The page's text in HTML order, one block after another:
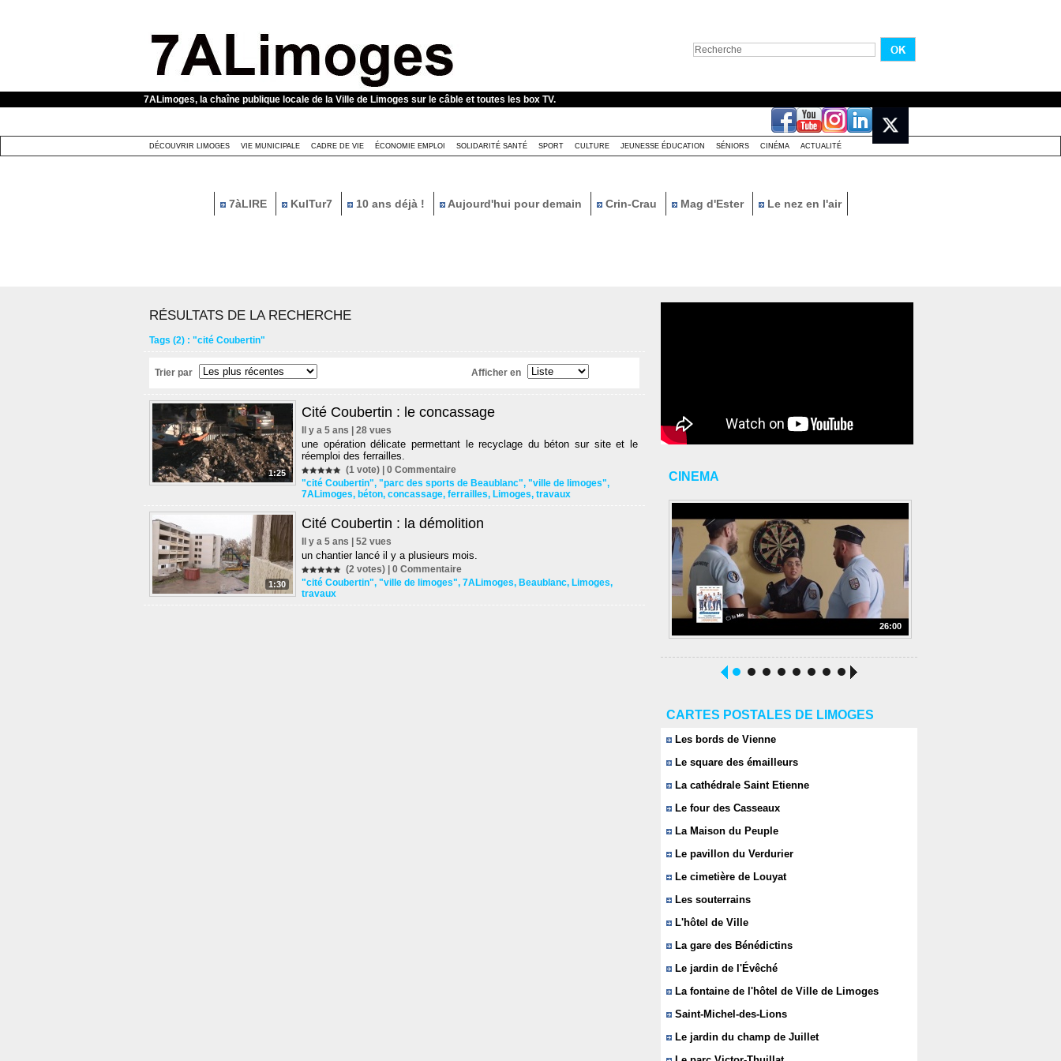
7ALimoges, la chaîne publique locale de la Ville de Limoges sur le câble et toutes les box TV.
DÉCOUVRIR LIMOGES VIE MUNICIPALE CADRE DE VIE ÉCONOMIE EMPLOI SOLIDARITÉ SANTÉ SPORT CULTURE JEUNESSE ÉDUCATION SÉNIORS CINÉMA ACTUALITÉ
7àLIRE KulTur7 10 ans déjà ! Aujourd'hui pour demain Crin-Crau Mag d'Ester Le nez en l'air
RÉSULTATS DE LA RECHERCHE
Tags (2) : "cité Coubertin"
Trier par Afficher en
1:25
Cité Coubertin : le concassage
Il y a 5 ans | 28 vues
une opération délicate permettant le recyclage du béton sur site et le
réemploi des ferrailles.
(1 vote) | 0 Commentaire
"cité Coubertin", "parc des sports de Beaublanc", "ville de limoges",
7ALimoges, béton, concassage, ferrailles, Limoges, travaux
1:30
Cité Coubertin : la démolition
Il y a 5 ans | 52 vues
un chantier lancé il y a plusieurs mois.
(2 votes) | 0 Commentaire
"cité Coubertin", "ville de limoges", 7ALimoges, Beaublanc, Limoges,
travaux
CINEMA
26:00
CARTES POSTALES DE LIMOGES
Les bords de Vienne
Le square des émailleurs
La cathédrale Saint Etienne
Le four des Casseaux
La Maison du Peuple
Le pavillon du Verdurier
Le cimetière de Louyat
Les souterrains
L'hôtel de Ville
La gare des Bénédictins
Le jardin de l'Évêché
La fontaine de l'hôtel de Ville de Limoges
Saint-Michel-des-Lions
Le jardin du champ de Juillet